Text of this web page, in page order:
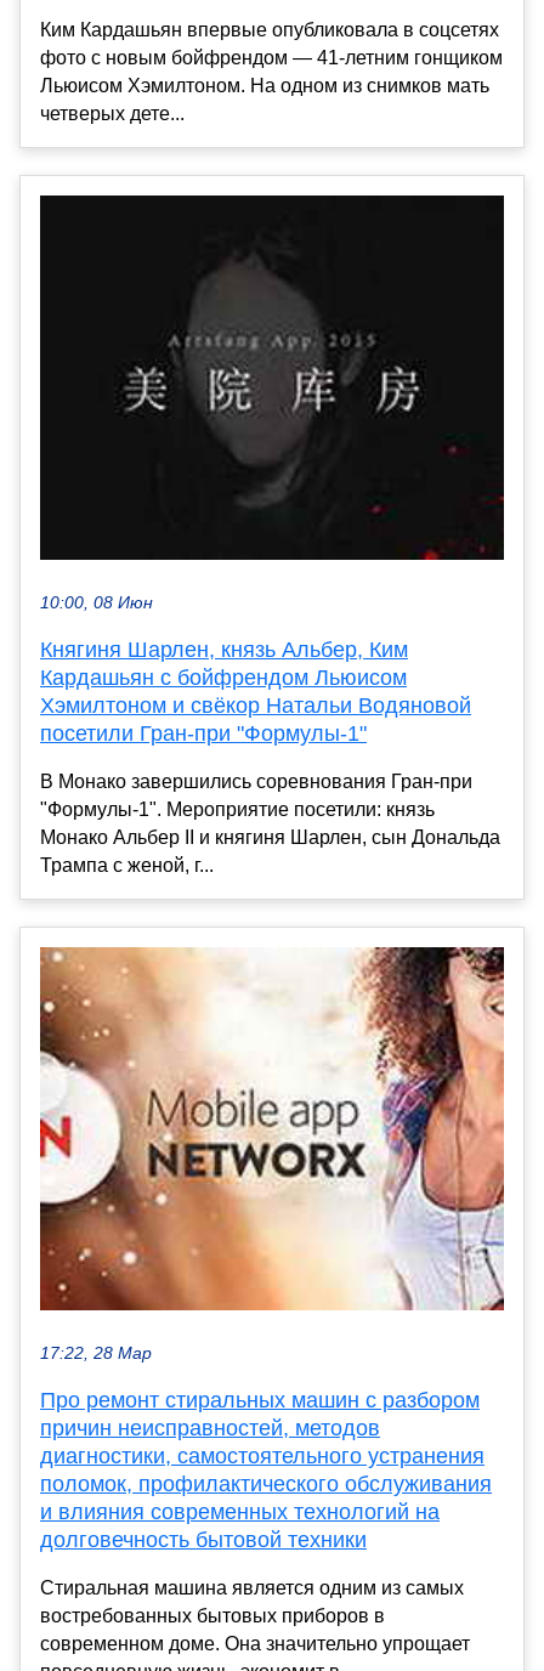
Ким Кардашьян впервые опубликовала в соцсетях
фото с новым бойфрендом — 41-летним гонщиком
Льюисом Хэмилтоном. На одном из снимков мать
четверых дете...
10:00, 08 Июн
Княгиня Шарлен, князь Альбер, Ким
Кардашьян с бойфрендом Льюисом
Хэмилтоном и свёкор Натальи Водяновой
посетили Гран-при "Формулы-1"
В Монако завершились соревнования Гран-при
"Формулы-1". Мероприятие посетили: князь
Монако Альбер II и княгиня Шарлен, сын Дональда
Трампа с женой, г...
17:22, 28 Мар
Про ремонт стиральных машин с разбором
причин неисправностей, методов
диагностики, самостоятельного устранения
поломок, профилактического обслуживания
и влияния современных технологий на
долговечность бытовой техники
Стиральная машина является одним из самых
востребованных бытовых приборов в
современном доме. Она значительно упрощает